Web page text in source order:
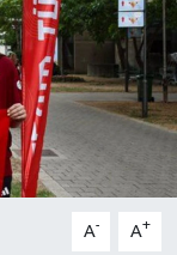
A- A+